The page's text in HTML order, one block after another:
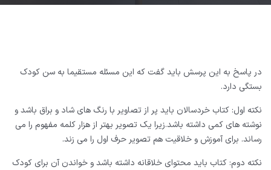
در پاسخ به این پرسش باید گفت که این مسئله مستقیما به سن کودک
بستگی دارد.
نکته اول: کتاب خردسالان باید پر از تصاویر با رنگ های شاد و براق باشد و
نوشته های کمی داشته باشد.زیرا یک تصویر بهتر از هزار کلمه مفهوم را می
رساند. برای آموزش و خلاقیت هم تصویر حرف اول را می زند.
نکته دوم: کتاب باید محتوای خلاقانه داشته باشد و خواندن آن برای کودک